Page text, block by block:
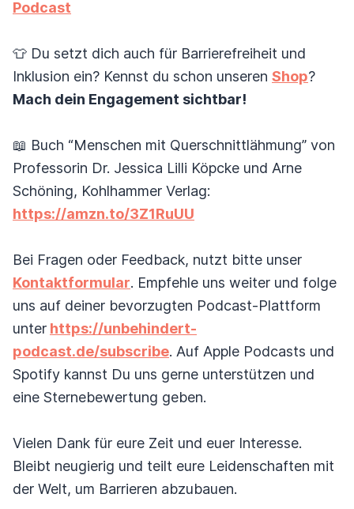
Podcast
👕 Du setzt dich auch für Barrierefreiheit und
Inklusion ein? Kennst du schon unseren Shop?
Mach dein Engagement sichtbar!
📖 Buch “Menschen mit Querschnittlähmung” von
Professorin Dr. Jessica Lilli Köpcke und Arne
Schöning, Kohlhammer Verlag:
https://amzn.to/3Z1RuUU
Bei Fragen oder Feedback, nutzt bitte unser
Kontaktformular. Empfehle uns weiter und folge
uns auf deiner bevorzugten Podcast-Plattform
unter https://unbehindert-
podcast.de/subscribe. Auf Apple Podcasts und
Spotify kannst Du uns gerne unterstützen und
eine Sternebewertung geben.
Vielen Dank für eure Zeit und euer Interesse.
Bleibt neugierig und teilt eure Leidenschaften mit
der Welt, um Barrieren abzubauen.